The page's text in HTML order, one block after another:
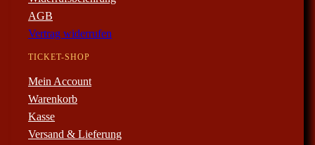
AGB
Vertrag widerrufen
TICKET-SHOP
Mein Account
Warenkorb
Kasse
Versand & Lieferung